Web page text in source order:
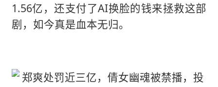
1.56亿，还支付了AI换脸的钱来拯救这部
剧，如今真是血本无归。